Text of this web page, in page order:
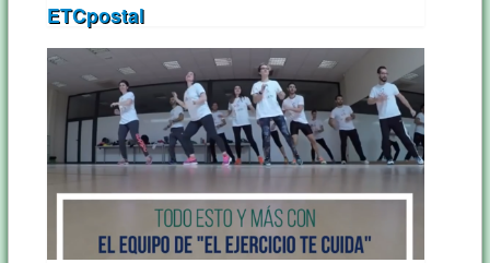
ETCpostal